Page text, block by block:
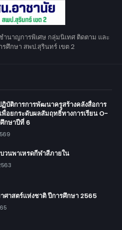
นาญการพิเศษ กลุ่มนิเทศ ติดตาม และ
รศึกษา สพป.สุรินทร์ เขต 2
ฏิบัติการการพัฒนาครูสร้างคลังสื่อการ
อยกระดับผลสัมฤทธิ์ทางการเรียน O-
กษาปีที่ 6
วนพาเหรดกีฬาสีภายใน
ศาสตร์แห่งชาติ ปีการศึกษา 2565